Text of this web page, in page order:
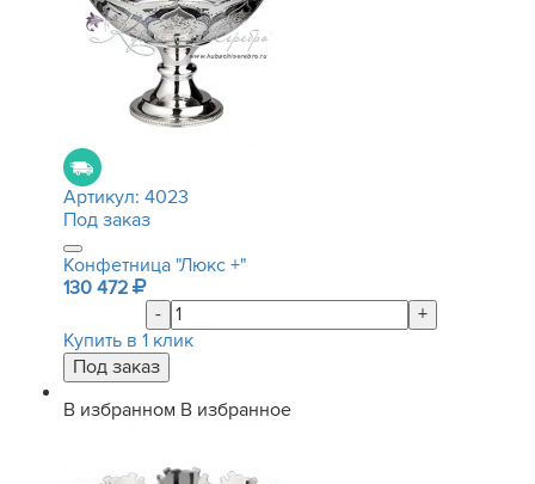
Артикул: 4023
Под заказ
Конфетница "Люкс +"
130 472
-
+
Купить в 1 клик
В избранном В избранное